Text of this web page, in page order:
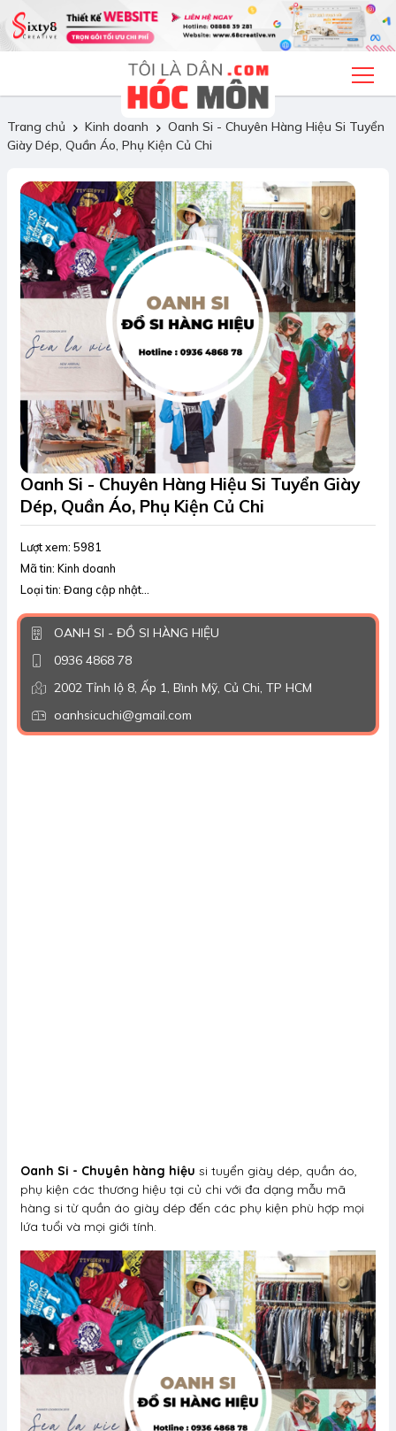
Trang chủ Kinh doanh
Oanh Si - Chuyên Hàng Hiệu Si Tuyển
Giày Dép, Quần Áo, Phụ Kiện Củ Chi
Oanh Si - Chuyên Hàng Hiệu Si Tuyển Giày
Dép, Quần Áo, Phụ Kiện Củ Chi
Lượt xem: 5981
Mã tin: Kinh doanh
Loại tin: Đang cập nhật...
OANH SI - ĐỒ SI HÀNG HIỆU
0936 4868 78
2002 Tỉnh lộ 8, Ấp 1, Bình Mỹ, Củ Chi, TP HCM
oanhsicuchi@gmail.com
Oanh Si - Chuyên hàng hiệu si tuyển giày dép, quần áo,
phụ kiện các thương hiệu tại củ chi với đa dạng mẫu mã
hàng si từ quần áo giày dép đến các phụ kiện phù hợp mọi
lứa tuổi và mọi giới tính.